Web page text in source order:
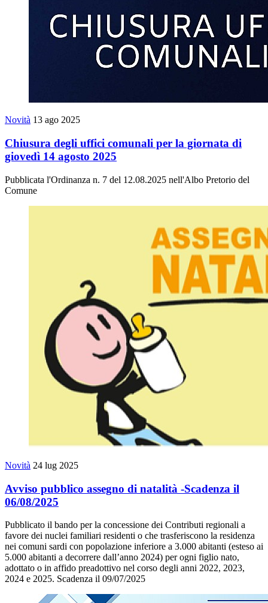
Novità 13 ago 2025
Chiusura degli uffici comunali per la giornata di
giovedì 14 agosto 2025
Pubblicata l'Ordinanza n. 7 del 12.08.2025 nell'Albo Pretorio del
Comune
Novità 24 lug 2025
Avviso pubblico assegno di natalità -Scadenza il
06/08/2025
Pubblicato il bando per la concessione dei Contributi regionali a
favore dei nuclei familiari residenti o che trasferiscono la residenza
nei comuni sardi con popolazione inferiore a 3.000 abitanti (esteso ai
5.000 abitanti a decorrere dall’anno 2024) per ogni figlio nato,
adottato o in affido preadottivo nel corso degli anni 2022, 2023,
2024 e 2025. Scadenza il 09/07/2025